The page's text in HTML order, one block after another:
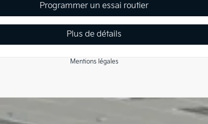
Programmer un essai routier
Plus de détails
Mentions légales